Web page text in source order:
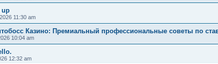
up
11:30 am
Казино: Премиальный профессиональные советы по
10:04 am
12:32 am